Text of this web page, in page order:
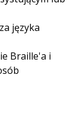
języka
Braille'a i